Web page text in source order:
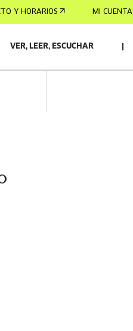
Y HORARIOS MI CUENTA
VER, LEER, ESCUCHAR